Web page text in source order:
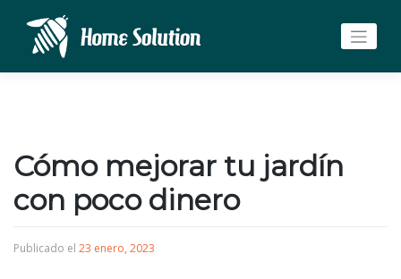
contenido
Cómo mejorar tu jardín
con poco dinero
Publicado el 23 enero, 2023